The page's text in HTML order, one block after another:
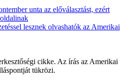
unta az előválasztást, ezért
lesznek olvashatók az Amerikai
cikke. Az írás az Amerikai
tükrözi.